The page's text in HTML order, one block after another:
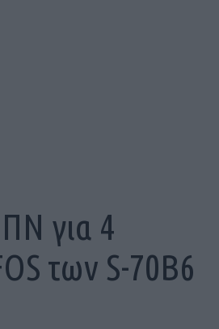
για 4
των S-70B6